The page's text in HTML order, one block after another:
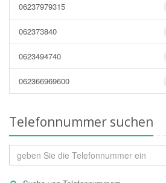
06237979315
062373840
0623494740
062366969600
Telefonnummer suchen